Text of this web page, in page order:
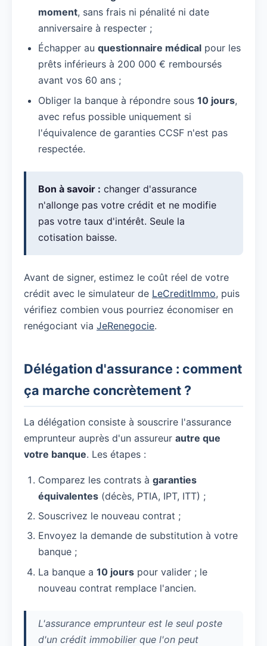
moment, sans frais ni pénalité ni date
anniversaire à respecter ;
Échapper au questionnaire médical pour les
prêts inférieurs à 200 000 € remboursés
avant vos 60 ans ;
Obliger la banque à répondre sous 10 jours,
avec refus possible uniquement si
l'équivalence de garanties CCSF n'est pas
respectée.
Bon à savoir : changer d'assurance
n'allonge pas votre crédit et ne modifie
pas votre taux d'intérêt. Seule la
cotisation baisse.
Avant de signer, estimez le coût réel de votre
crédit avec le simulateur de LeCreditImmo, puis
vérifiez combien vous pourriez économiser en
renégociant via JeRenegocie.
Délégation d'assurance : comment
ça marche concrètement ?
La délégation consiste à souscrire l'assurance
emprunteur auprès d'un assureur autre que
votre banque. Les étapes :
Comparez les contrats à garanties
équivalentes (décès, PTIA, IPT, ITT) ;
Souscrivez le nouveau contrat ;
Envoyez la demande de substitution à votre
banque ;
La banque a 10 jours pour valider ; le
nouveau contrat remplace l'ancien.
L'assurance emprunteur est le seul poste
d'un crédit immobilier que l'on peut